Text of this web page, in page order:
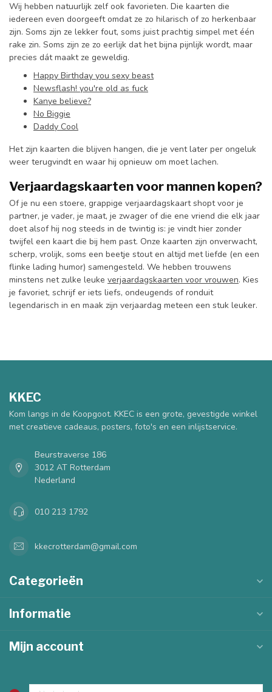
Wij hebben natuurlijk zelf ook favorieten. Die kaarten die
iedereen even doorgeeft omdat ze zo hilarisch of zo herkenbaar
zijn. Soms zijn ze lekker fout, soms juist prachtig simpel met één
rake zin. Soms zijn ze zo eerlijk dat het bijna pijnlijk wordt, maar
precies dát maakt ze geweldig.
Happy Birthday you sexy beast
Newsflash! you're old as fuck
Kanye believe?
No Biggie
Daddy Cool
Het zijn kaarten die blijven hangen, die je vent later per ongeluk
weer terugvindt en waar hij opnieuw om moet lachen.
Verjaardagskaarten voor mannen kopen?
Of je nu een stoere, grappige verjaardagskaart shopt voor je
partner, je vader, je maat, je zwager of die ene vriend die elk jaar
doet alsof hij nog steeds in de twintig is: je vindt hier zonder
twijfel een kaart die bij hem past. Onze kaarten zijn onverwacht,
scherp, vrolijk, soms een beetje stout en altijd met liefde (en een
flinke lading humor) samengesteld. We hebben trouwens
minstens net zulke leuke verjaardagskaarten voor vrouwen. Kies
je favoriet, schrijf er iets liefs, ondeugends of ronduit
legendarisch in en maak zijn verjaardag meteen een stuk leuker.
KKEC
Kom langs in de Koopgoot. KKEC is een grote, gevestigde winkel
met creatieve cadeaus, posters, foto's en een inlijstservice.
Beurstraverse 186
3012 AT Rotterdam
Nederland
010 213 1792
kkecrotterdam@gmail.com
Categorieën
Informatie
Mijn account